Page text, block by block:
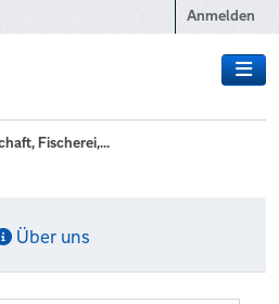
Anmelden
Fischerei,...
Über uns